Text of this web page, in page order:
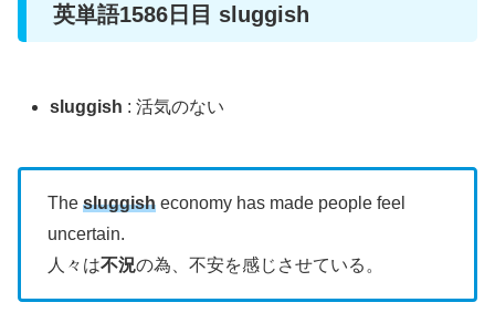
英単語1586日目 sluggish
sluggish : 活気のない
The sluggish economy has made people feel
uncertain.
人々は不況の為、不安を感じさせている。